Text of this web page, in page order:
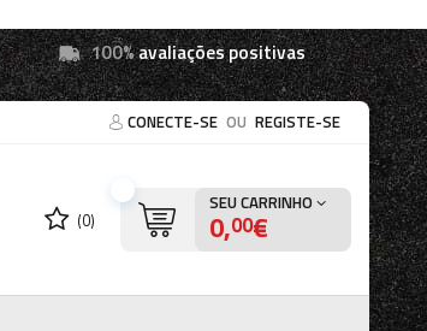
100%avaliações positivas
CONECTE-SE OU REGISTE-SE
(0)
SEU CARRINHO
0,00€